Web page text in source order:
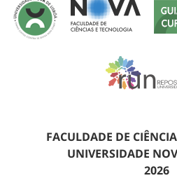
FACULDADE DE
UNIVERSIDADE
2026